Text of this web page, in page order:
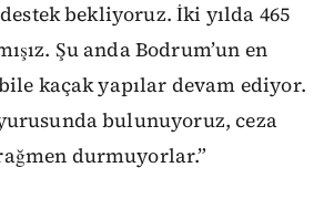
bekliyoruz. İki yılda 465
Şu anda Bodrum’un en
kaçak yapılar devam ediyor.
bulunuyoruz, ceza
durmuyorlar.”